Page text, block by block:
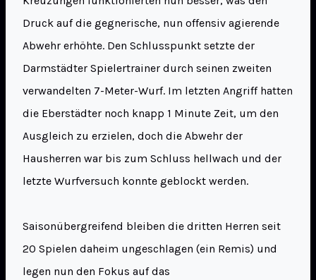
Druck auf die gegnerische, nun offensiv agierende
Abwehr erhöhte. Den Schlusspunkt setzte der
Darmstädter Spielertrainer durch seinen zweiten
verwandelten 7-Meter-Wurf. Im letzten Angriff hatten
die Eberstädter noch knapp 1 Minute Zeit, um den
Ausgleich zu erzielen, doch die Abwehr der
Hausherren war bis zum Schluss hellwach und der
letzte Wurfversuch konnte geblockt werden.
Saisonübergreifend bleiben die dritten Herren seit
20 Spielen daheim ungeschlagen (ein Remis) und
legen nun den Fokus auf das